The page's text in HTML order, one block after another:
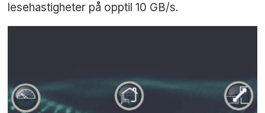
lesehastigheter på opptil 10 GB/s.